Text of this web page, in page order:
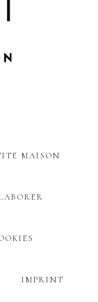
MAISON
IMPRINT